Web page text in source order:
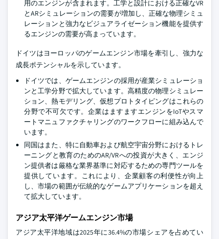
用のエンジンが含まれます。工学と設計における正確なVR
とARシミュレーションの需要が増加し、正確な物理シミュ
レーションと強力なビジュアライゼーション機能を提供す
るエンジンの需要が高まっています。
ドイツはヨーロッパのゲームエンジン市場を牽引し、強力な
成長ポテンシャルを示しています。
ドイツでは、ゲームエンジンの採用が産業シミュレーショ
ンと工学分野で拡大しています。高精度の物理シミュレー
ション、熱モデリング、仮想プロトタイピングはこれらの
分野で不可欠です。企業はますますエンジンをIoTやスマ
ートマニュファクチャリングのワークフローに組み込んで
います。
同国はまた、特に自動車および航空宇宙分野におけるトレ
ーニングと教育のためのAR/VRへの投資が大きく、エンジ
ン提供者は厳格な業界基準に対応するための専門ツールを
提供しています。これにより、企業顧客の利便性が向上
し、市場の範囲が伝統的なゲームアプリケーションを超え
て拡大しています。
アジア太平洋ゲームエンジン市場
アジア太平洋地域は2025年に36.4%の市場シェアを占めてい